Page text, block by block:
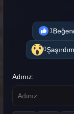
1
0Şaşırdım
Adınız: